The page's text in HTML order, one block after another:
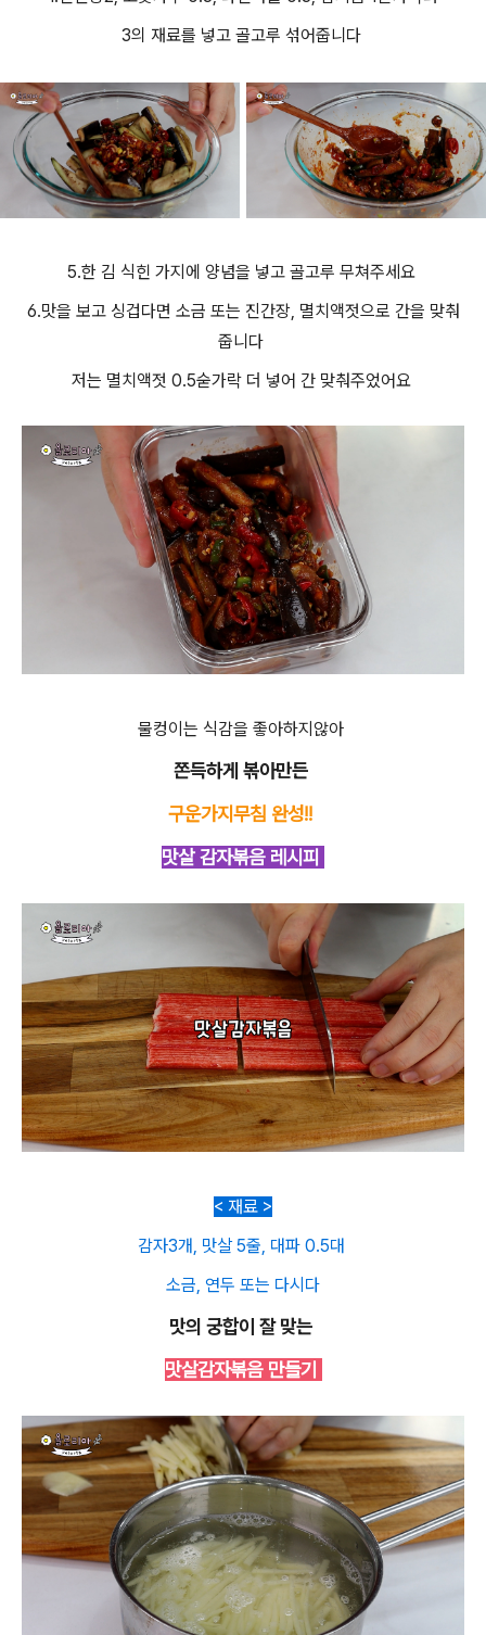
3의 재료를 넣고 골고루 섞어줍니다
5.한 김 식힌 가지에 양념을 넣고 골고루 무쳐주세요
6.맛을 보고 싱겁다면 소금 또는 진간장, 멸치액젓으로 간을 맞춰
줍니다
저는 멸치액젓 0.5숟가락 더 넣어 간 맞춰주었어요
물컹이는 식감을 좋아하지않아
쫀득하게 볶아만든
구운가지무침 완성!!
맛살 감자볶음 레시피
< 재료 >
감자3개, 맛살 5줄, 대파 0.5대
소금, 연두 또는 다시다
맛의 궁합이 잘 맞는
맛살감자볶음 만들기